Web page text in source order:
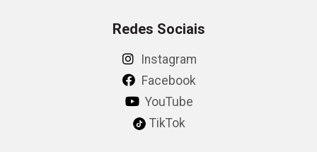
Redes Sociais
Instagram
Facebook
YouTube
TikTok